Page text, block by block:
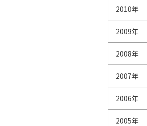
2010年
2009年
2008年
2007年
2006年
2005年